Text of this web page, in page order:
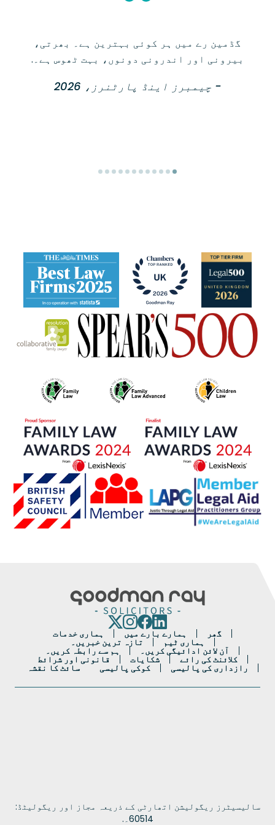
گڈمین رے میں ہر کوئی بہترین ہے۔ بھرتی،
بیرونی اور اندرونی دونوں، بہت ٹھوس ہے۔.
- چیمبرز اینڈ پارٹنرز، 2026
گھر ہمارے بارے میں ہماری خدمات
ہماری ٹیم تازہ ترین خبریں۔
آن لائن ادائیگی کریں۔ ہم سے رابطہ کریں۔
کلائنٹ کی رائے شکایات قانونی اور شرائط
رازداری کی پالیسی کوکی پالیسی سائٹ کا نقشہ
سالیسیٹرز ریگولیشن اتھارٹی کے ذریعہ مجاز اور ریگولیٹڈ:
60514۔.
French